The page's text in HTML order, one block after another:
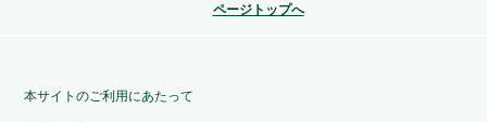
ページトップへ
本サイトのご利用にあたって